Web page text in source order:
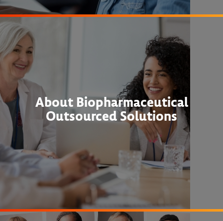
About Biopharmaceutical
Outsourced Solutions